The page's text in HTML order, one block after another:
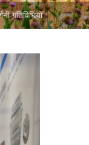
गतिविधियों